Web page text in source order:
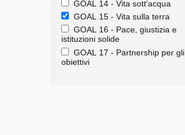
GOAL 14 - Vita sott'acqua
GOAL 15 - Vita sulla terra
GOAL 16 - Pace, giustizia e
istituzioni solide
GOAL 17 - Partnership per gli
obiettivi